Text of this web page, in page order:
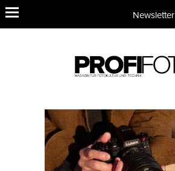
Newsletter